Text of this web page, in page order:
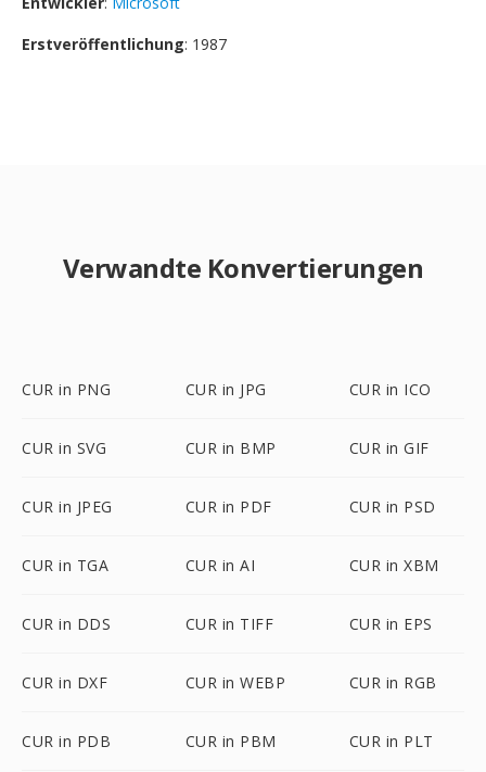
Erstveröffentlichung: 1987
Verwandte Konvertierungen
CUR in PNG CUR in JPG CUR in ICO
CUR in SVG CUR in BMP CUR in GIF
CUR in JPEG CUR in PDF CUR in PSD
CUR in TGA CUR in AI CUR in XBM
CUR in DDS CUR in TIFF CUR in EPS
CUR in DXF CUR in WEBP CUR in RGB
CUR in PDB CUR in PBM CUR in PLT